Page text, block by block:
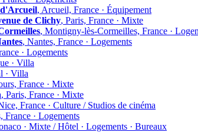
, Arcueil, France · Équipement
de Clichy, Paris, France · Mixte
, Montigny-lès-Cormeilles, France ·
, Nantes, France · Logements
· Logements
· Villa
· Villa
France · Mixte
, Paris, France · Mixte
France · Culture / Studios de cinéma
France · Logements
· Mixte / Hôtel · Logements · Bureaux